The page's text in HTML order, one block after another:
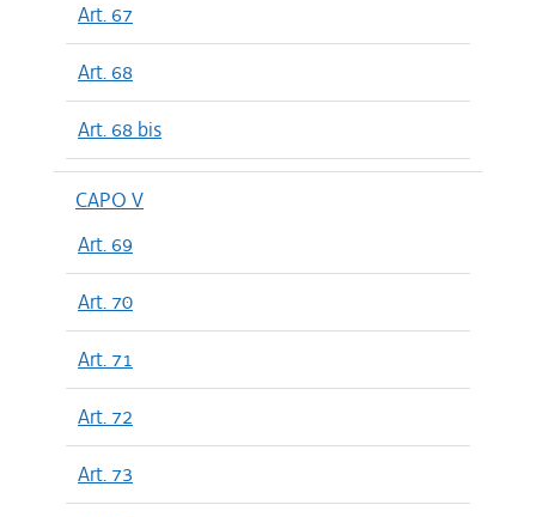
Art. 67
Art. 68
Art. 68 bis
CAPO V
Art. 69
Art. 70
Art. 71
Art. 72
Art. 73